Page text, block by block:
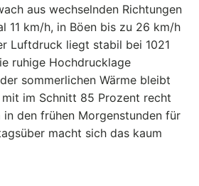
aus wechselnden Richtungen
11 km/h, in Böen bis zu 26 km/h
Luftdruck liegt stabil bei 1021
ruhige Hochdrucklage
sommerlichen Wärme bleibt
im Schnitt 85 Prozent recht
den frühen Morgenstunden für
macht sich das kaum